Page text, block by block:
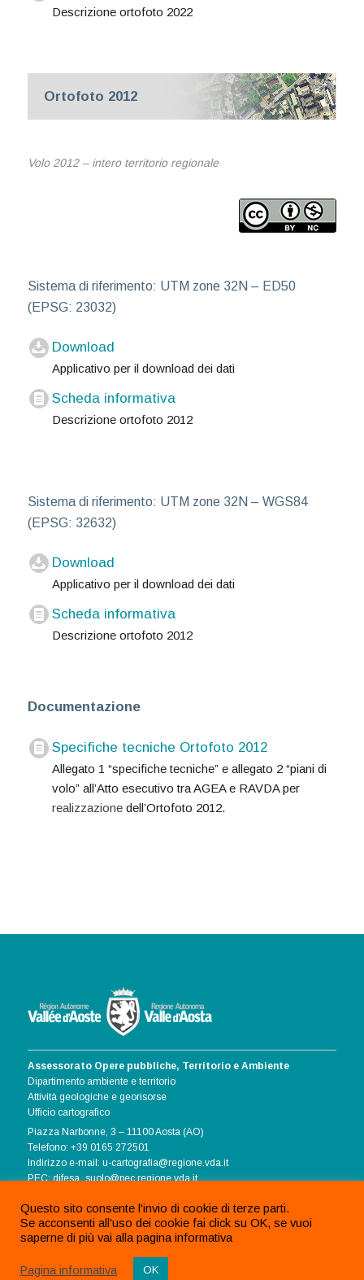
Descrizione ortofoto 2022
Ortofoto 2012
Volo 2012 – intero territorio regionale
Sistema di riferimento: UTM zone 32N – ED50
(EPSG: 23032)
Download
Applicativo per il download dei dati
Scheda informativa
Descrizione ortofoto 2012
Sistema di riferimento: UTM zone 32N – WGS84
(EPSG: 32632)
Download
Applicativo per il download dei dati
Scheda informativa
Descrizione ortofoto 2012
Documentazione
Specifiche tecniche Ortofoto 2012
Allegato 1 “specifiche tecniche” e allegato 2 “piani di
volo” all’Atto esecutivo tra AGEA e RAVDA per
realizzazione dell’Ortofoto 2012.
Assessorato Opere pubbliche, Territorio e Ambiente
Dipartimento ambiente e territorio
Attività geologiche e georisorse
Ufficio cartografico
Piazza Narbonne, 3 – 11100 Aosta (AO)
Telefono: +39 0165 272501
Indirizzo e-mail: u-cartografia@regione.vda.it
PEC: difesa_suolo@pec.regione.vda.it
Informativa Cookie
Questo sito consente l'invio di cookie di terze parti.
Se acconsenti all'uso dei cookie fai click su OK, se vuoi
saperne di più vai alla pagina informativa
Pagina informativa OK